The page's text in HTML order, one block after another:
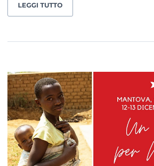
LEGGI TUTTO